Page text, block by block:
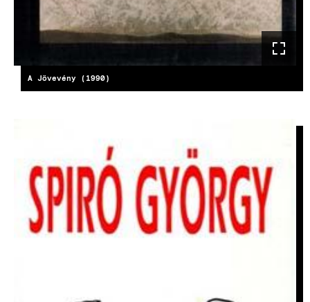
A Jövevény (1990)